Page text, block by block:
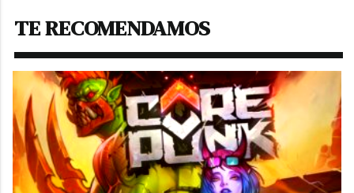
TE RECOMENDAMOS